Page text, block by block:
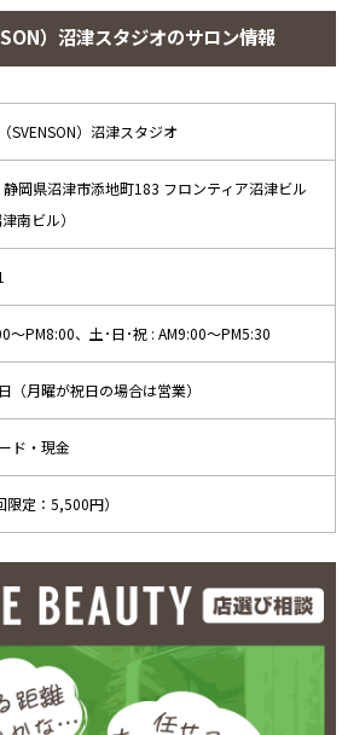
）沼津スタジオのサロン情報
SVENSON）沼津スタジオ
岡県沼津市添地町183 フロンティア沼津ビル
南ビル）
～PM8:00、土･日･祝 : AM9:00～PM5:30
（月曜が祝日の場合は営業）
ド・現金
定：5,500円）